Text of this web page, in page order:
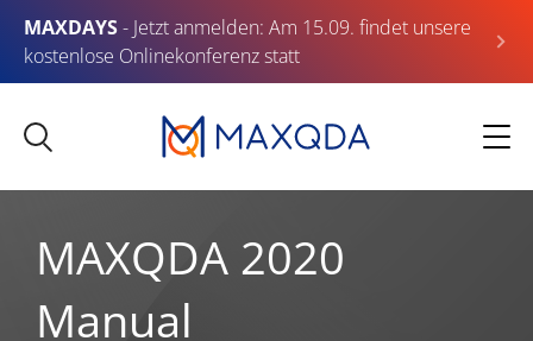
MAXDAYS- Jetzt anmelden: Am 15.09. findet unsere
kostenlose Onlinekonferenz statt
MAXQDA 2020
Manual